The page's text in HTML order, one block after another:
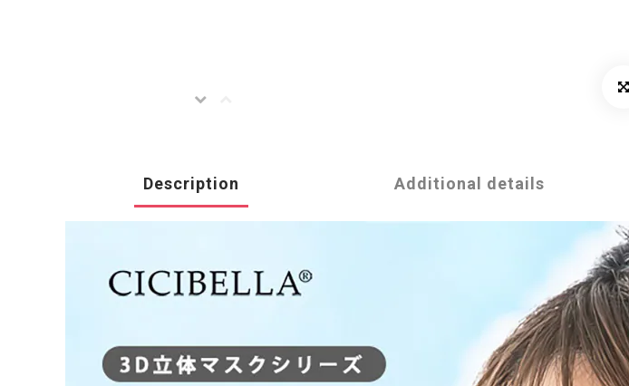
Description Additional details